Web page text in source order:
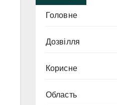
Головне
Дозвілля
Корисне
Область